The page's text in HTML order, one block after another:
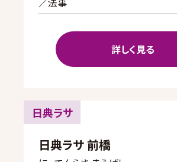
詳しく見る
日典ラサ
日典ラサ 前橋